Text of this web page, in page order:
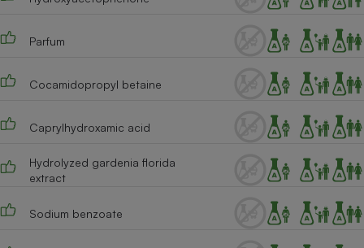
Parfum
Cocamidopropyl betaine
Caprylhydroxamic acid
Hydrolyzed gardenia florida
extract
Sodium benzoate
Cafetière à expressos
Robot ménager